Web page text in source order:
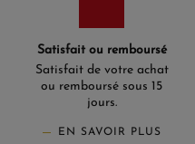
Satisfait ou remboursé
Satisfait de votre achat
ou remboursé sous 15
jours.
EN SAVOIR PLUS